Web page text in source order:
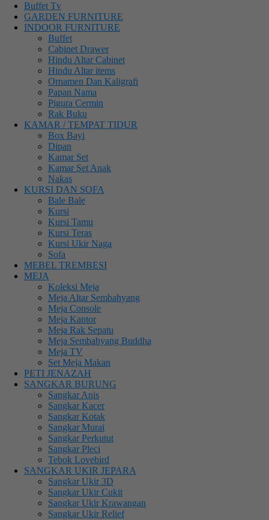
Buffet Tv
GARDEN FURNITURE
INDOOR FURNITURE
Buffet
Cabinet Drawer
Hindu Altar Cabinet
Hindu Altar items
Ornamen Dan Kaligrafi
Papan Nama
Pigura Cermin
Rak Buku
KAMAR / TEMPAT TIDUR
Box Bayi
Dipan
Kamar Set
Kamar Set Anak
Nakas
KURSI DAN SOFA
Bale Bale
Kursi
Kursi Tamu
Kursi Teras
Kursi Ukir Naga
Sofa
MEBEL TREMBESI
MEJA
Koleksi Meja
Meja Altar Sembahyang
Meja Console
Meja Kantor
Meja Rak Sepatu
Meja Sembahyang Buddha
Meja TV
Set Meja Makan
PETI JENAZAH
SANGKAR BURUNG
Sangkar Anis
Sangkar Kacer
Sangkar Kotak
Sangkar Murai
Sangkar Perkutut
Sangkar Pleci
Tebok Lovebird
SANGKAR UKIR JEPARA
Sangkar Ukir 3D
Sangkar Ukir Cukit
Sangkar Ukir Krawangan
Sangkar Ukir Relief